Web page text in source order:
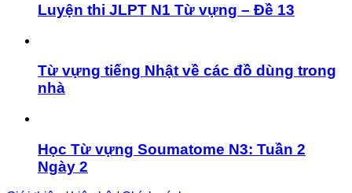
Luyện thi JLPT N1 Từ vựng – Đề 13
Từ vựng tiếng Nhật về các đồ dùng trong
nhà
Học Từ vựng Soumatome N3: Tuần 2
Ngày 2